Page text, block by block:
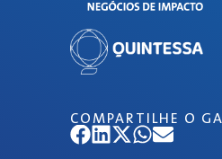
COMPARTILHE O